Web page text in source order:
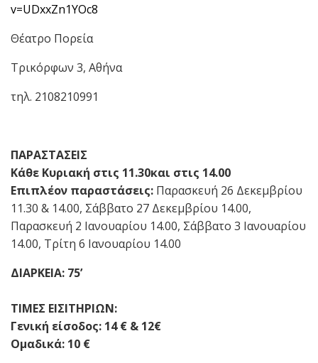
v=UDxxZn1YOc8
Θέατρο Πορεία
Τρικόρφων 3, Αθήνα
τηλ. 2108210991
ΠΑΡΑΣΤΑΣΕΙΣ
Κάθε Κυριακή στις 11.30και στις 14.00
Επιπλέον παραστάσεις: Παρασκευή 26 Δεκεμβρίου
11.30 & 14.00, Σάββατο 27 Δεκεμβρίου 14.00,
Παρασκευή 2 Ιανουαρίου 14.00, Σάββατο 3 Ιανουαρίου
14.00, Τρίτη 6 Ιανουαρίου 14.00
ΔΙΑΡΚΕΙΑ: 75’
ΤΙΜΕΣ ΕΙΣΙΤΗΡΙΩΝ:
Γενική είσοδος: 14 € & 12€
Ομαδικά: 10 €